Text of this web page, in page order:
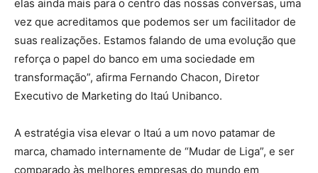
elas ainda mais para o centro das nossas conversas, uma
vez que acreditamos que podemos ser um facilitador de
suas realizações. Estamos falando de uma evolução que
reforça o papel do banco em uma sociedade em
transformação”, afirma Fernando Chacon, Diretor
Executivo de Marketing do Itaú Unibanco.
A estratégia visa elevar o Itaú a um novo patamar de
marca, chamado internamente de “Mudar de Liga”, e ser
comparado às melhores empresas do mundo em